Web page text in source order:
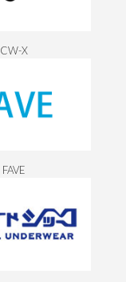
CW-X
FAVE